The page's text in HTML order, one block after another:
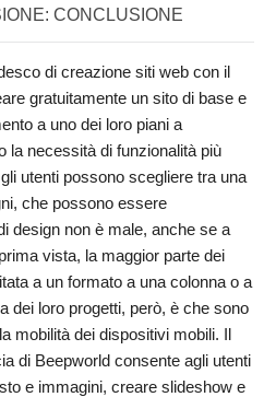
CONCLUSIONE
di creazione siti web con il
gratuitamente un sito di base e
a uno dei loro piani a
la necessità di funzionalità più
utenti possono scegliere tra una
che possono essere
design non è male, anche se a
vista, la maggior parte dei
a un formato a una colonna o a
dei loro progetti, però, è che sono
mobilità dei dispositivi mobili. Il
di Beepworld consente agli utenti
e immagini, creare slideshow e